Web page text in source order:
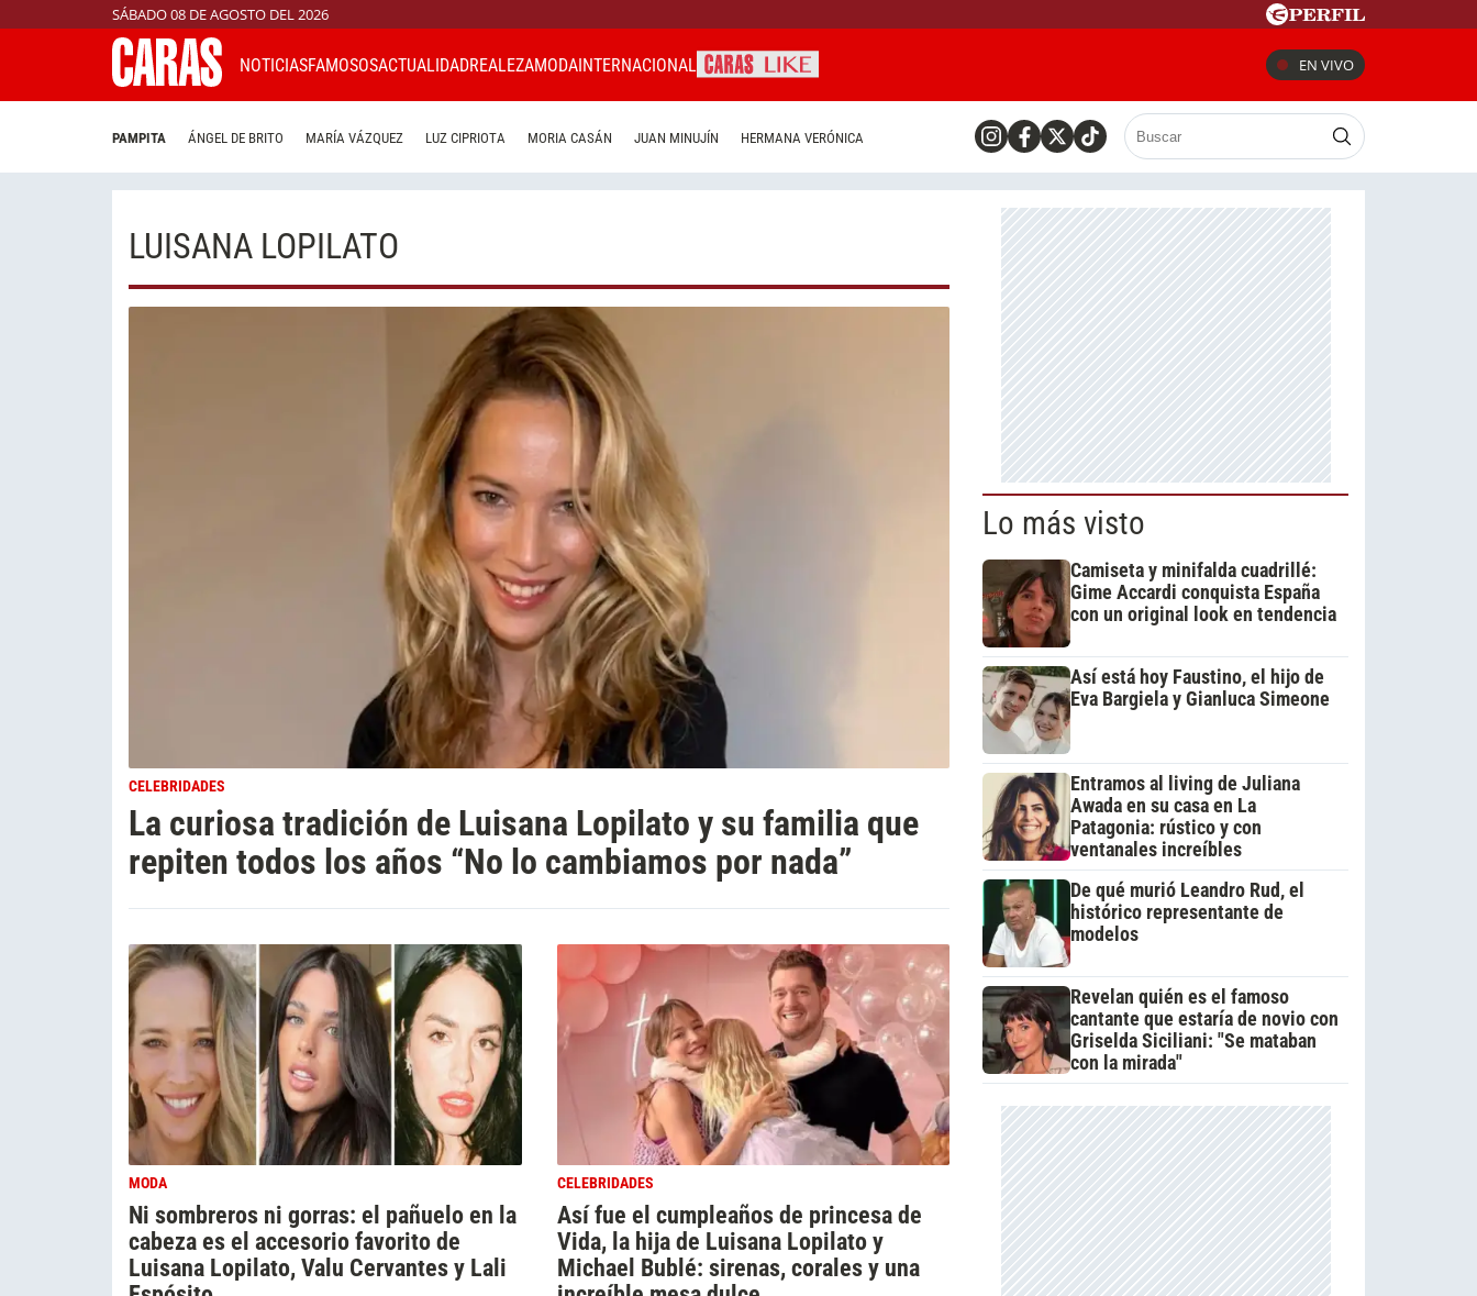
SÁBADO 08 DE AGOSTO DEL 2026
NOTICIASFAMOSOSACTUALIDADREALEZAMODAINTERNACIONAL EN VIVO
PAMPITA ÁNGEL DE BRITO MARÍA VÁZQUEZ LUZ CIPRIOTA MORIA CASÁN JUAN MINUJÍN HERMANA VERÓNICA
LUISANA LOPILATO
CELEBRIDADES
La curiosa tradición de Luisana Lopilato y su familia que
repiten todos los años “No lo cambiamos por nada”
MODA
Ni sombreros ni gorras: el pañuelo en la
cabeza es el accesorio favorito de
Luisana Lopilato, Valu Cervantes y Lali
CELEBRIDADES
Así fue el cumpleaños de princesa de
Vida, la hija de Luisana Lopilato y
Michael Bublé: sirenas, corales y una
Lo más visto
Camiseta y minifalda cuadrillé:
Gime Accardi conquista España
con un original look en tendencia
Así está hoy Faustino, el hijo de
Eva Bargiela y Gianluca Simeone
Entramos al living de Juliana
Awada en su casa en La
Patagonia: rústico y con
ventanales increíbles
De qué murió Leandro Rud, el
histórico representante de
modelos
Revelan quién es el famoso
cantante que estaría de novio con
Griselda Siciliani: "Se mataban
con la mirada"